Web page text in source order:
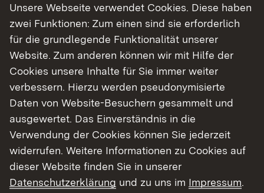
Informationen zu Tiertransporten
Zulassung von Transportunternehmen
und Straßentransportmitteln für lange
Beförderungen
Unsere Webseite verwendet Cookies. Diese haben
zwei Funktionen: Zum einen sind sie erforderlich
für die grundlegende Funktionalität unserer
Website. Zum anderen können wir mit Hilfe der
Cookies unsere Inhalte für Sie immer weiter
verbessern. Hierzu werden pseudonymisierte
Daten von Website-Besuchern gesammelt und
ausgewertet. Das Einverständnis in die
Verwendung der Cookies können Sie jederzeit
widerrufen. Weitere Informationen zu Cookies auf
dieser Website finden Sie in unserer
Datenschutzerklärung und zu uns im Impressum.